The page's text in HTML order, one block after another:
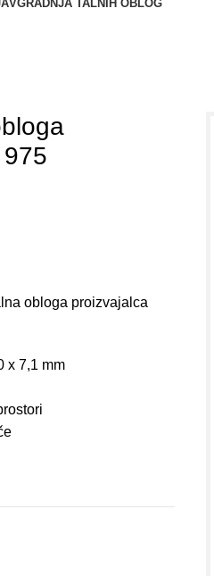
VGRADNJA TALNIH OBLOG
obloga proizvajalca
x 7,1 mm